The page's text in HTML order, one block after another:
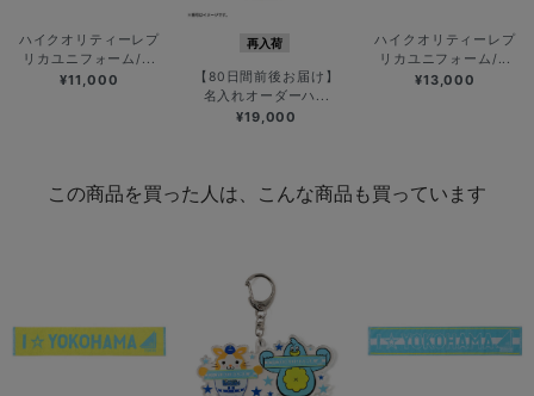
ハイクオリティーレプ
リカユニフォーム/...
¥11,000
再入荷
【80日間前後お届け】
名入れオーダーハ...
¥19,000
ハイクオリティーレプ
リカユニフォーム/...
¥13,000
この商品を買った人は、こんな商品も買っています